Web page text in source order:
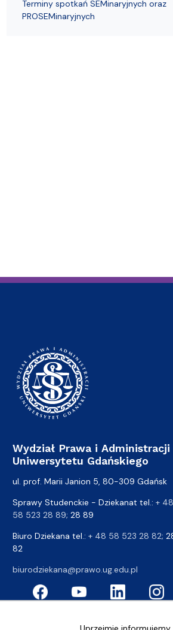
Terminy spotkań SEMinaryjnych oraz
PROSEMinaryjnych
Wydział Prawa i Administracji
Uniwersytetu Gdańskiego
ul. prof. Marii Janion 5, 80-309 Gdańsk
Sprawy Studenckie - Dziekanat tel.: + 48
58 523 28 89; 28 89
Biuro Dziekana tel.: + 48 58 523 28 82;
82
biurodziekana@prawo.ug.edu.pl